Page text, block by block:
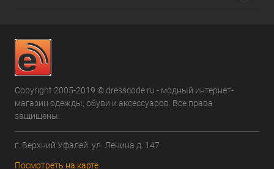
Copyright 2005-2019 © dresscode.ru - модный интернет-
магазин одежды, обуви и аксессуаров. Все права
защищены.
г. Верхний Уфалей. ул. Ленина д. 147
Посмотреть на карте